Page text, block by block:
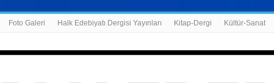
Foto Galeri Halk Edebiyatı Dergisi Yayınları Kitap-Dergi Kültür-Sanat